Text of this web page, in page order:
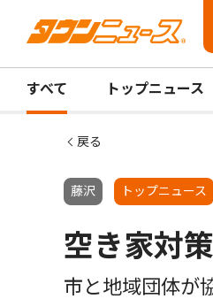
すべて トップニュース
戻る
藤沢 トップニュース
空き家対
市と地域団体が